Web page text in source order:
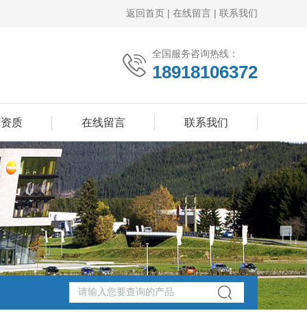
返回首页 | 在线留言 | 联系我们
全国服务咨询热线：
18918106372
质 在线留言 联系我们